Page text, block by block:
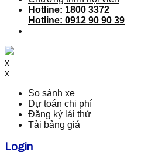
Hotline: 1800 3372
Hotline: 0912 90 90 39
x
x
So sánh xe
Dự toán chi phí
Đăng ký lái thử
Tải bảng giá
Login